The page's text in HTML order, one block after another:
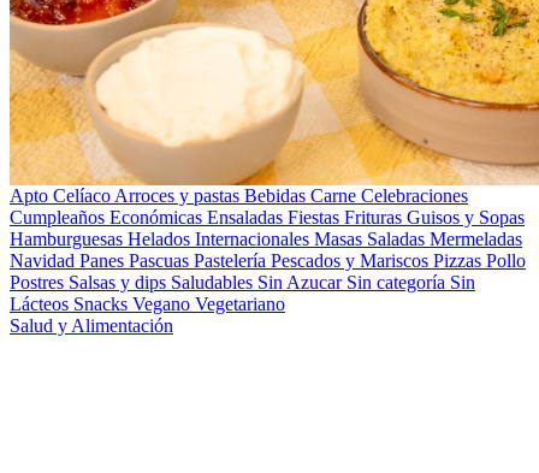
Apto Celíaco Arroces y pastas Bebidas Carne Celebraciones
Cumpleaños Económicas Ensaladas Fiestas Frituras Guisos y Sopas
Hamburguesas Helados Internacionales Masas Saladas Mermeladas
Navidad Panes Pascuas Pastelería Pescados y Mariscos Pizzas Pollo
Postres Salsas y dips Saludables Sin Azucar Sin categoría Sin
Lácteos Snacks Vegano Vegetariano
Salud y Alimentación